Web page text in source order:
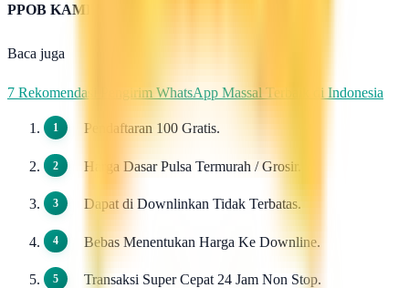
PPOB KAMI
Baca juga
7 Rekomendasi Pengirim WhatsApp Massal Terbaik di Indonesia
Pendaftaran 100 Gratis.
Harga Dasar Pulsa Termurah / Grosir.
Dapat di Downlinkan Tidak Terbatas.
Bebas Menentukan Harga Ke Downline.
Transaksi Super Cepat 24 Jam Non Stop.